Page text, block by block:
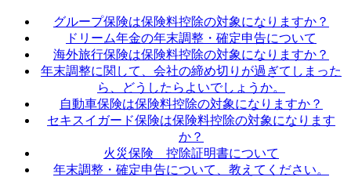
グループ保険は保険料控除の対象になりますか？
ドリーム年金の年末調整・確定申告について
海外旅行保険は保険料控除の対象になりますか？
年末調整に関して、会社の締め切りが過ぎてしまった
ら、どうしたらよいでしょうか。
自動車保険は保険料控除の対象になりますか？
セキスイガード保険は保険料控除の対象になります
か？
火災保険 控除証明書について
年末調整・確定申告について、教えてください。